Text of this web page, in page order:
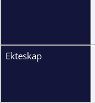
Ekteskap